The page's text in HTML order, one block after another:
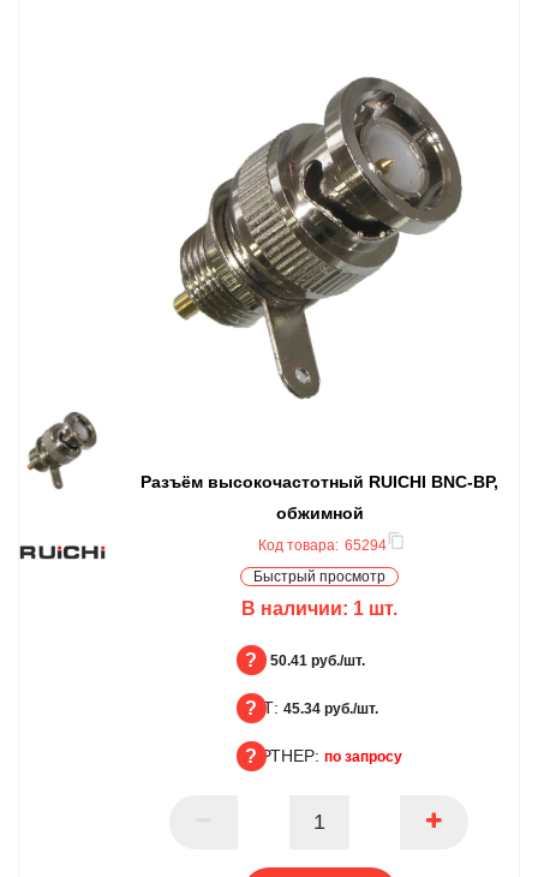
Разъём высокочастотный RUICHI BNC-BP,
обжимной
Код товара: 65294
Быстрый просмотр
В наличии: 1 шт.
БЦ: 50.41 руб./шт.
ОПТ: 45.34 руб./шт.
ПАРТНЕР: по запросу